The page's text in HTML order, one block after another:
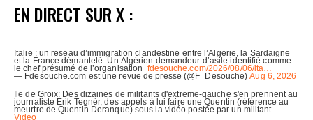
EN DIRECT SUR X :